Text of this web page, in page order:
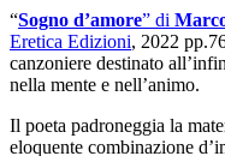
“Sogno d’amore” di
Eretica Edizioni, 2022
canzoniere destinato
nella mente e nell’animo.
Il poeta padroneggia la
eloquente combinazione